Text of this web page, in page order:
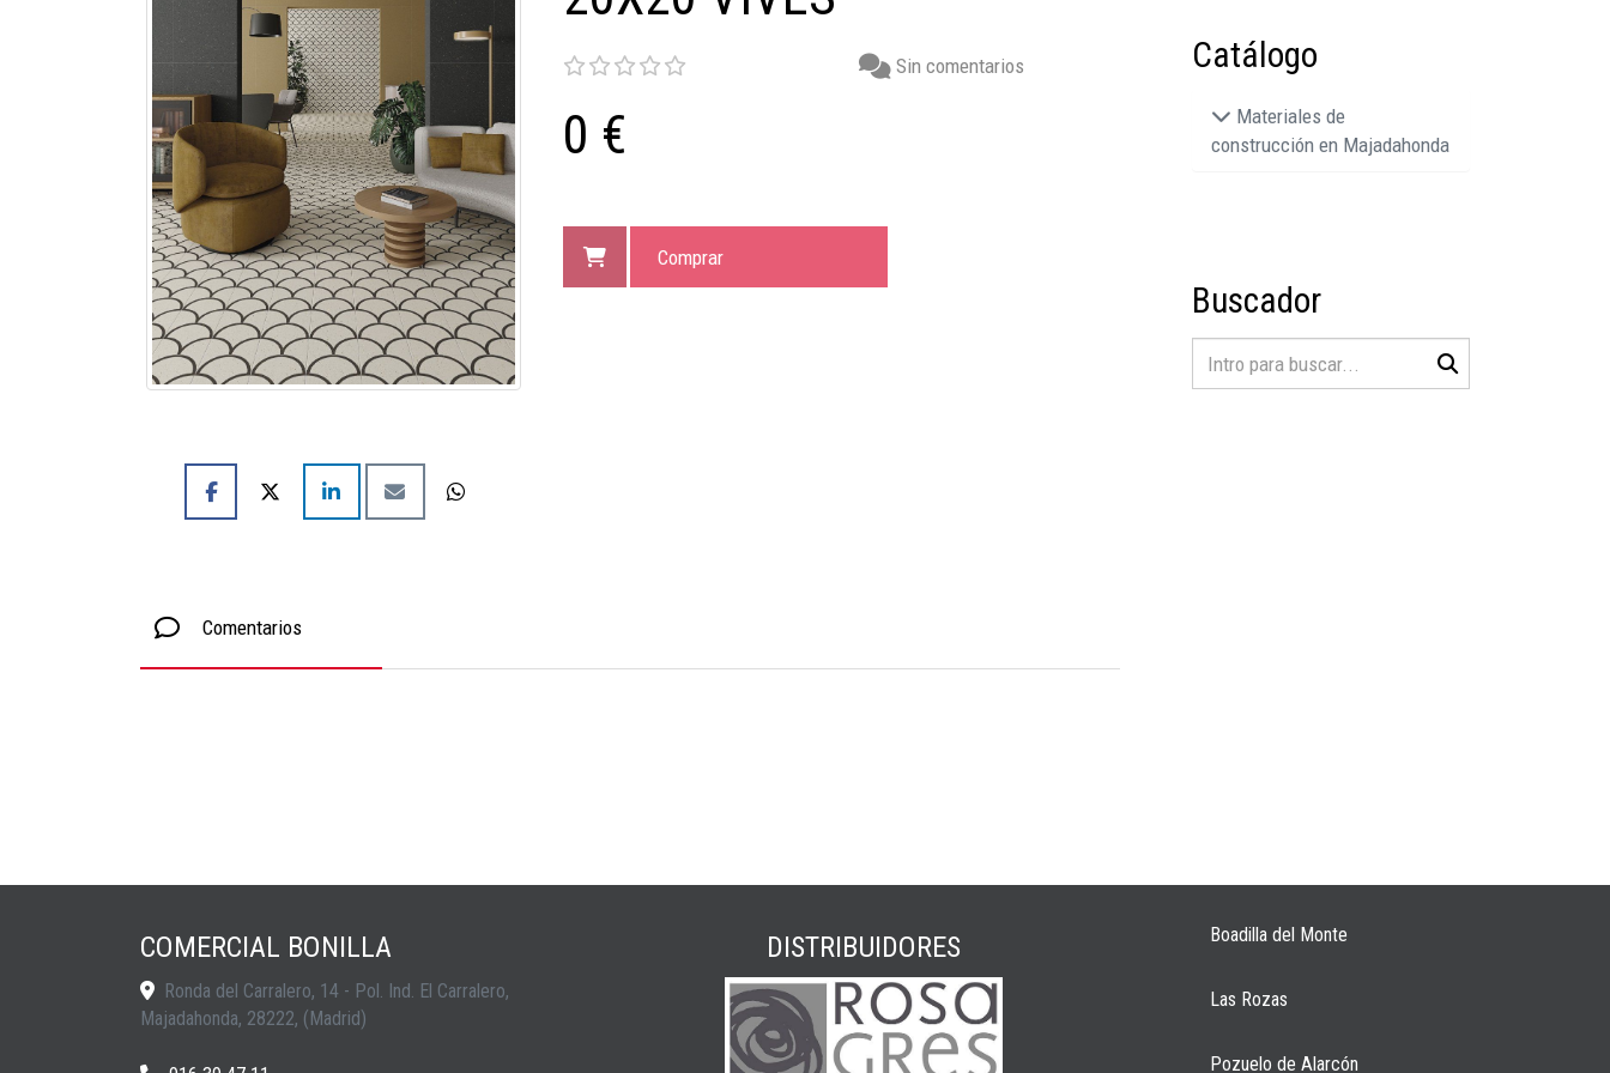
Sin comentarios
0 €
Comprar
Comentarios
Catálogo
Materiales de
construcción en Majadahonda
Buscador
COMERCIAL BONILLA
Ronda del Carralero, 14 - Pol. Ind. El Carralero,
Majadahonda, 28222, (Madrid)
DISTRIBUIDORES Boadilla del Monte
Las Rozas
Pozuelo de Alarcón